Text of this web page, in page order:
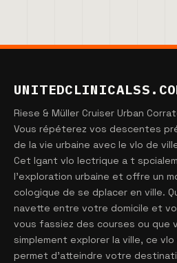
Riese & Müller Cruiser Urban
Vous répéterez vos descentes
de la vie urbaine avec le vlo de
Cet lgant vlo lectrique a t
l'exploration urbaine et offre un
cologique de se dplacer en ville.
navette entre votre domicile et
vous fassiez des courses ou que
simplement explorer la ville, ce
permet d'atteindre votre